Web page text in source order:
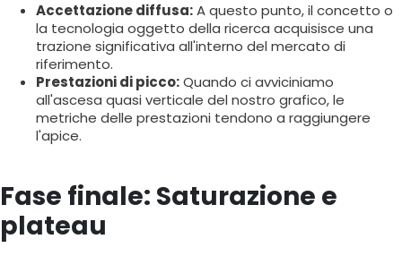
Accettazione diffusa:A questo punto, il concetto o
la tecnologia oggetto della ricerca acquisisce una
trazione significativa all'interno del mercato di
riferimento.
Prestazioni di picco:Quando ci avviciniamo
all'ascesa quasi verticale del nostro grafico, le
metriche delle prestazioni tendono a raggiungere
l'apice.
Fase finale: Saturazione e
plateau